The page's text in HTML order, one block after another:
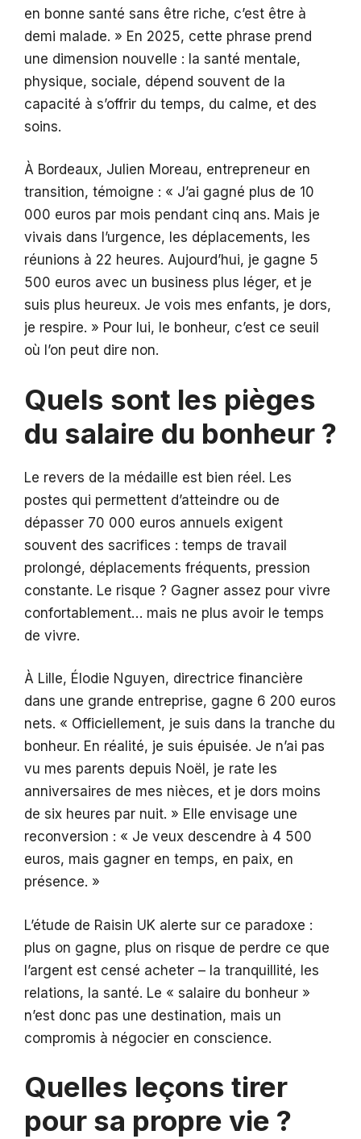
en bonne santé sans être riche, c’est être à
demi malade. » En 2025, cette phrase prend
une dimension nouvelle : la santé mentale,
physique, sociale, dépend souvent de la
capacité à s’offrir du temps, du calme, et des
soins.
À Bordeaux, Julien Moreau, entrepreneur en
transition, témoigne : « J’ai gagné plus de 10
000 euros par mois pendant cinq ans. Mais je
vivais dans l’urgence, les déplacements, les
réunions à 22 heures. Aujourd’hui, je gagne 5
500 euros avec un business plus léger, et je
suis plus heureux. Je vois mes enfants, je dors,
je respire. » Pour lui, le bonheur, c’est ce seuil
où l’on peut dire non.
Quels sont les pièges
du salaire du bonheur ?
Le revers de la médaille est bien réel. Les
postes qui permettent d’atteindre ou de
dépasser 70 000 euros annuels exigent
souvent des sacrifices : temps de travail
prolongé, déplacements fréquents, pression
constante. Le risque ? Gagner assez pour vivre
confortablement… mais ne plus avoir le temps
de vivre.
À Lille, Élodie Nguyen, directrice financière
dans une grande entreprise, gagne 6 200 euros
nets. « Officiellement, je suis dans la tranche du
bonheur. En réalité, je suis épuisée. Je n’ai pas
vu mes parents depuis Noël, je rate les
anniversaires de mes nièces, et je dors moins
de six heures par nuit. » Elle envisage une
reconversion : « Je veux descendre à 4 500
euros, mais gagner en temps, en paix, en
présence. »
L’étude de Raisin UK alerte sur ce paradoxe :
plus on gagne, plus on risque de perdre ce que
l’argent est censé acheter – la tranquillité, les
relations, la santé. Le « salaire du bonheur »
n’est donc pas une destination, mais un
compromis à négocier en conscience.
Quelles leçons tirer
pour sa propre vie ?